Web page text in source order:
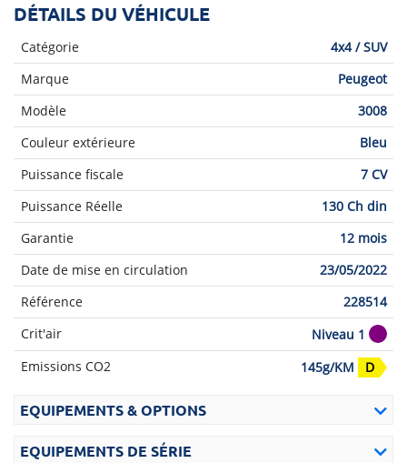
DÉTAILS DU VÉHICULE
Catégorie
4x4 / SUV
Marque
Peugeot
Modèle
3008
Couleur extérieure
Bleu
Puissance fiscale
7 CV
Puissance Réelle
130 Ch din
Garantie
12 mois
Date de mise en circulation
23/05/2022
Référence
228514
Crit'air
Niveau 1
Emissions CO2
145g/KM D
EQUIPEMENTS & OPTIONS
EQUIPEMENTS DE SÉRIE